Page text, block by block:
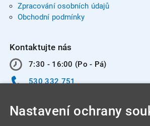
Zpracování osobních údajů
Obchodní podmínky
Kontaktujte nás
7:30 - 16:00 (Po - Pá)
530 332 751
Nastavení ochrany